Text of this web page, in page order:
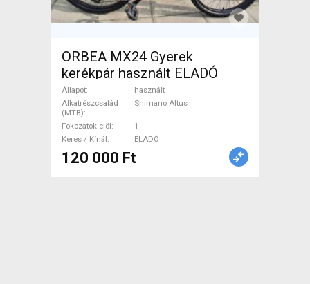
ORBEA MX24 Gyerek
kerékpár használt ELADÓ
Állapot
használt
Alkatrészcsalád
(MTB)
Shimano Altus
Fokozatok elöl
1
Keres / Kínál
ELADÓ
120 000 Ft